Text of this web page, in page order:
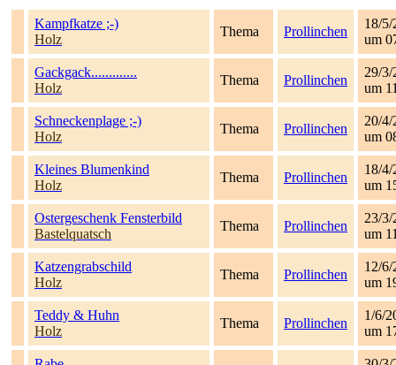
Kampfkatze ;-)
Holz
Thema Prollinchen
18/5/
um
Gackgack.............
Holz
Thema Prollinchen
29/3/
um
Schneckenplage ;-)
Holz
Thema Prollinchen
20/4/
um
Kleines Blumenkind
Holz
Thema Prollinchen
18/4/
um
Ostergeschenk Fensterbild
Bastelquatsch
Thema Prollinchen
23/3/
um
Katzengrabschild
Holz
Thema Prollinchen
12/6/
um
Teddy & Huhn
Holz
Thema Prollinchen
1/6/
um